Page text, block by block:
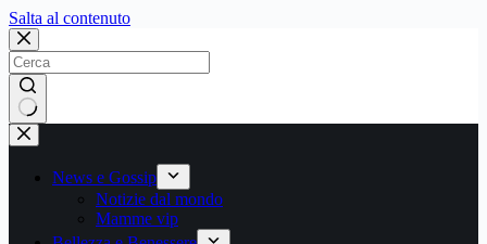
Salta al contenutoSalta
contenuto
Nessun
risultato
News e Gossip
Notizie dal mondo
Mamme vip